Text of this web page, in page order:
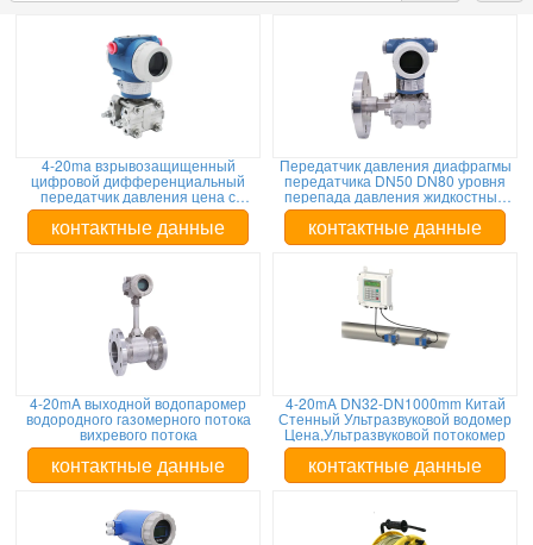
4-20ma взрывозащищенный
цифровой дифференциальный
передатчик давления цена с
протоколом Харта
контактные данные
Передатчик давления диафрагмы
передатчика DN50 DN80 уровня
перепада давления жидкостный
ровный
контактные данные
4-20mA выходной водопаромер
водородного газомерного потока
вихревого потока
контактные данные
4-20mA DN32-DN1000mm Китай
Стенный Ультразвуковой водомер
Цена,Ультразвуковой потокомер
контактные данные